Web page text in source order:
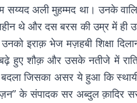
सय्यद अली मुहम्मद था। उनके
थे और दस बरस की उम्र में ही
इराक़ भेज मज़हबी शिक्षा
हुए शौक़ और उसके नतीजे में
बदला जिसका असर ये हुआ कि
के संपादक सर अब्दुल क़ादिर